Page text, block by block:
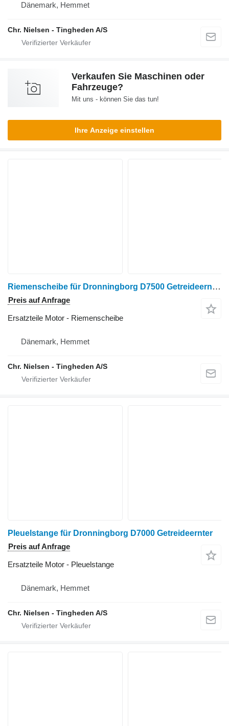
Dänemark, Hemmet
Chr. Nielsen - Tingheden A/S
Verkaufen Sie Maschinen oder
Fahrzeuge?
Mit uns - können Sie das tun!
Ihre Anzeige einstellen
Riemenscheibe für Dronningborg D7500 Getreideernter
Preis auf Anfrage
Ersatzteile Motor - Riemenscheibe
Dänemark, Hemmet
Chr. Nielsen - Tingheden A/S
Pleuelstange für Dronningborg D7000 Getreideernter
Preis auf Anfrage
Ersatzteile Motor - Pleuelstange
Dänemark, Hemmet
Chr. Nielsen - Tingheden A/S